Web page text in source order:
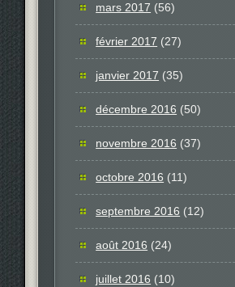
mars 2017 (56)
février 2017 (27)
janvier 2017 (35)
décembre 2016 (50)
novembre 2016 (37)
octobre 2016 (11)
septembre 2016 (12)
août 2016 (24)
juillet 2016 (10)